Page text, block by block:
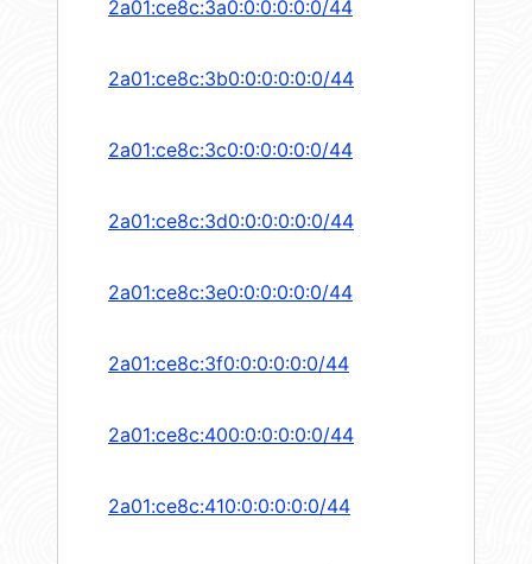
2a01:ce8c:3a0:0:0:0:0:0/44
2a01:ce8c:3b0:0:0:0:0:0/44
2a01:ce8c:3c0:0:0:0:0:0/44
2a01:ce8c:3d0:0:0:0:0:0/44
2a01:ce8c:3e0:0:0:0:0:0/44
2a01:ce8c:3f0:0:0:0:0:0/44
2a01:ce8c:400:0:0:0:0:0/44
2a01:ce8c:410:0:0:0:0:0/44